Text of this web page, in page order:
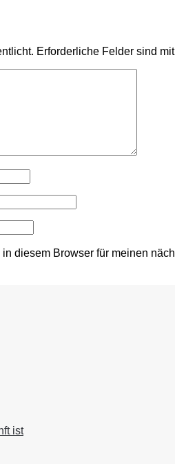
Erforderliche Felder sind mit
diesem Browser für meinen
ist